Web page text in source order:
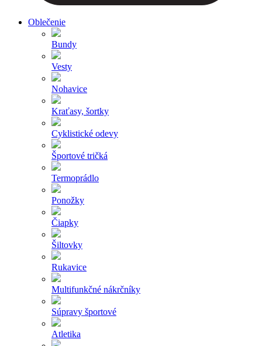
Oblečenie
Bundy
Vesty
Nohavice
Kraťasy, šortky
Cyklistické odevy
Športové tričká
Termoprádlo
Ponožky
Čiapky
Šiltovky
Rukavice
Multifunkčné nákrčníky
Súpravy športové
Atletika